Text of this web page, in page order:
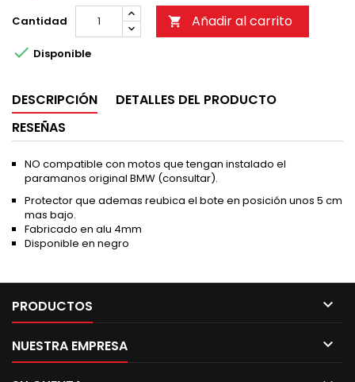
Cantidad  Añadir al carrito
 Disponible
DESCRIPCIÓN
DETALLES DEL PRODUCTO
RESEÑAS
NO compatible con motos que tengan instalado el
paramanos original BMW (consultar).
Protector que ademas reubica el bote en posición unos 5 cm
mas bajo.
Fabricado en alu 4mm
Disponible en negro
PRODUCTOS 
NUESTRA EMPRESA 